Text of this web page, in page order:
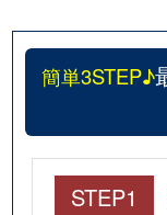
簡単3STEP♪
STEP1